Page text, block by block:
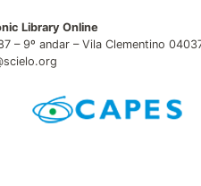
Library Online
– 9º andar – Vila Clementino